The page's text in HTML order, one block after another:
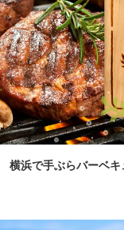
横浜で手ぶらバーベ